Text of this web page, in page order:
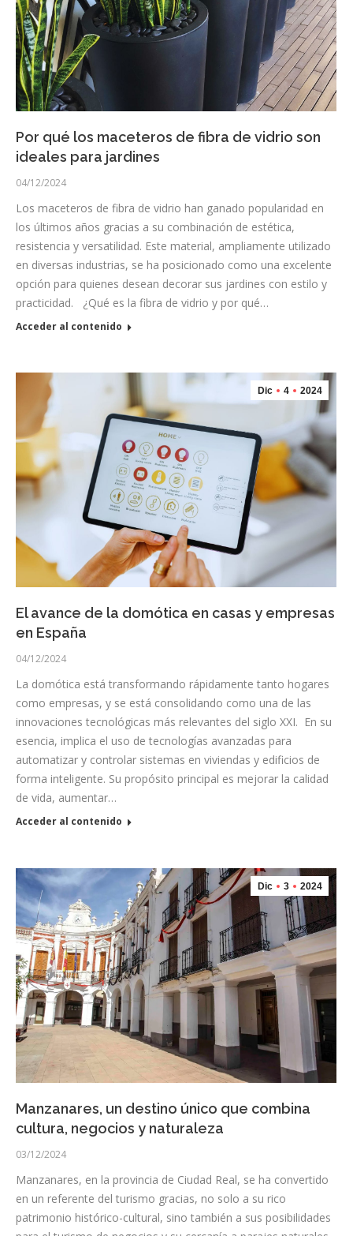
Por qué los maceteros de fibra de vidrio son
ideales para jardines
04/12/2024
Los maceteros de fibra de vidrio han ganado popularidad en
los últimos años gracias a su combinación de estética,
resistencia y versatilidad. Este material, ampliamente utilizado
en diversas industrias, se ha posicionado como una excelente
opción para quienes desean decorar sus jardines con estilo y
practicidad. ¿Qué es la fibra de vidrio y por qué…
Acceder al contenido
Dic 4 2024
El avance de la domótica en casas y empresas
en España
04/12/2024
La domótica está transformando rápidamente tanto hogares
como empresas, y se está consolidando como una de las
innovaciones tecnológicas más relevantes del siglo XXI. En su
esencia, implica el uso de tecnologías avanzadas para
automatizar y controlar sistemas en viviendas y edificios de
forma inteligente. Su propósito principal es mejorar la calidad
de vida, aumentar…
Acceder al contenido
Dic 3 2024
Manzanares, un destino único que combina
cultura, negocios y naturaleza
03/12/2024
Manzanares, en la provincia de Ciudad Real, se ha convertido
en un referente del turismo gracias, no solo a su rico
patrimonio histórico-cultural, sino también a sus posibilidades